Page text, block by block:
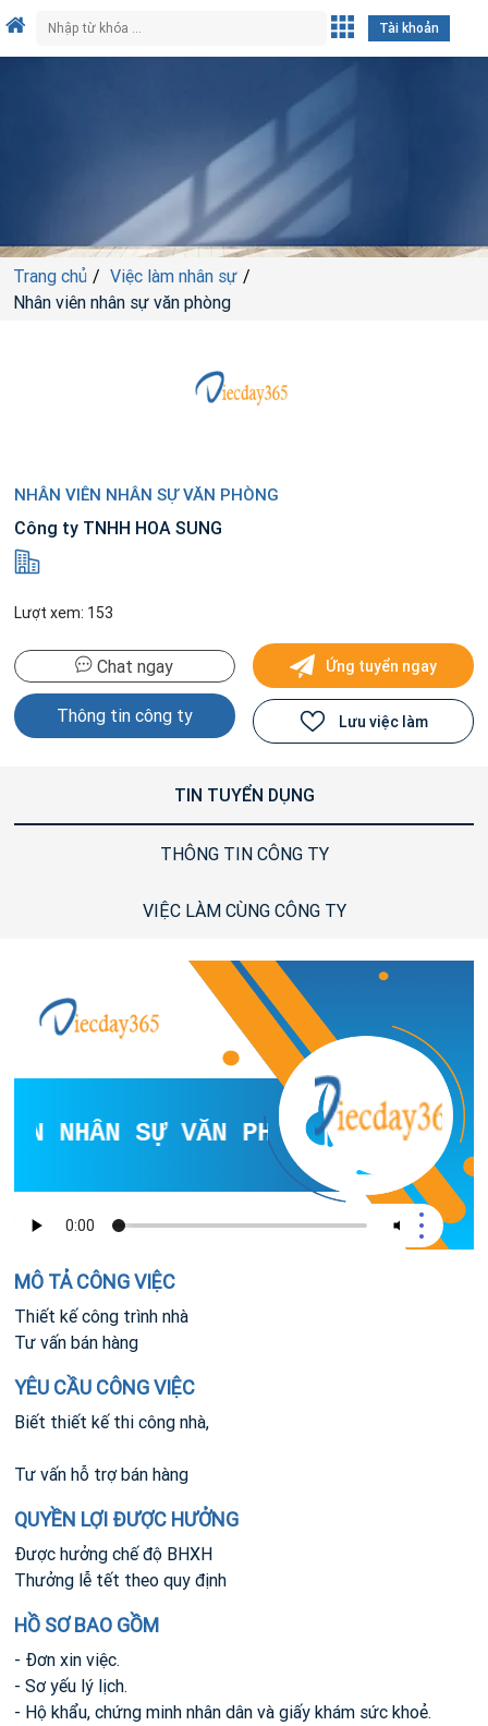
Tài khoản
Trang chủ
Việc làm nhân sự
Nhân viên nhân sự văn phòng
NHÂN VIÊN NHÂN SỰ VĂN PHÒNG
Công ty TNHH HOA SUNG
Lượt xem: 153
Chat ngay
Thông tin công ty
Ứng tuyển ngay
Lưu việc làm
TIN TUYỂN DỤNG
THÔNG TIN CÔNG TY
VIỆC LÀM CÙNG CÔNG TY
NHÂN SỰ VĂN PHÒNG
MÔ TẢ CÔNG VIỆC
Thiết kế công trình nhà
Tư vấn bán hàng
YÊU CẦU CÔNG VIỆC
Biết thiết kế thi công nhà,
Tư vấn hỗ trợ bán hàng
QUYỀN LỢI ĐƯỢC HƯỞNG
Được hưởng chế độ BHXH
Thưởng lễ tết theo quy định
HỒ SƠ BAO GỒM
- Đơn xin việc.
- Sơ yếu lý lịch.
- Hộ khẩu, chứng minh nhân dân và giấy khám sức khoẻ.